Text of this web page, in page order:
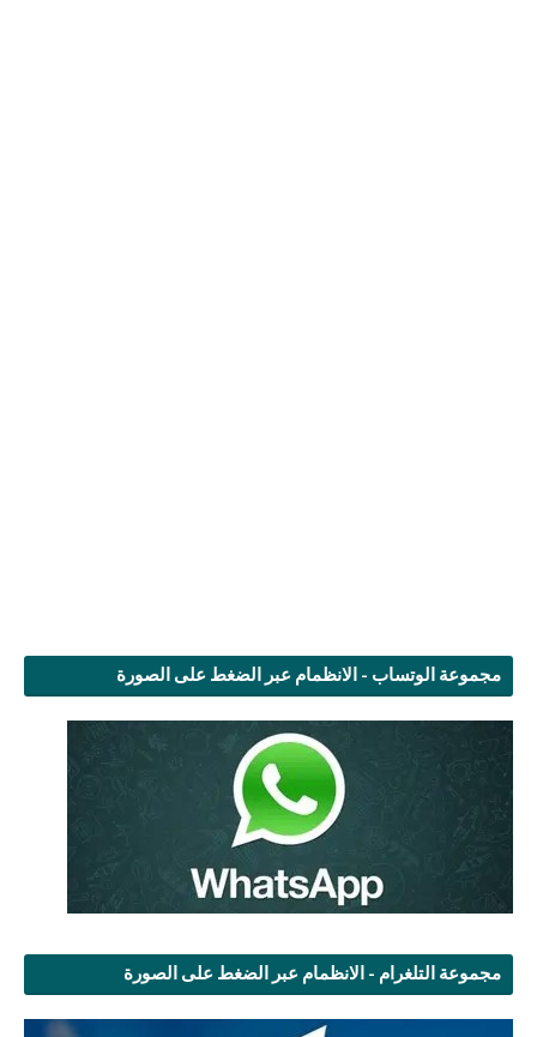
مجموعة الوتساب - الانظمام عبر الضغط على الصورة
مجموعة التلغرام - الانظمام عبر الضغط على الصورة